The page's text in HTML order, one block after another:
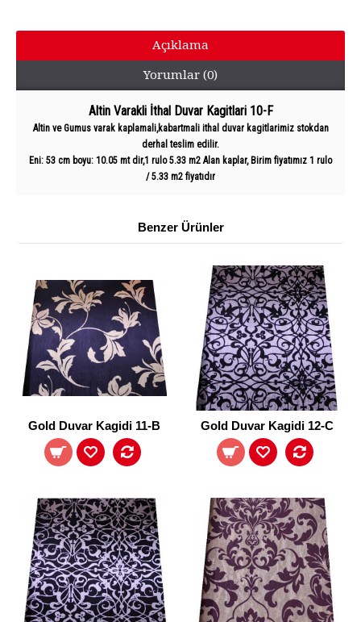
Açıklama
Yorumlar (0)
Altin Varakli İthal Duvar Kagitlari 10-F
Altin ve Gumus varak kaplamali,kabartmali ithal duvar kagitlarimiz stokdan
derhal teslim edilir.
Eni: 53 cm boyu: 10.05 mt dir,1 rulo 5.33 m2 Alan kaplar, Birim fiyatımız 1 rulo
/ 5.33 m2 fiyatıdır
Benzer Ürünler
Gold Duvar Kagidi 11-B Gold Duvar Kagidi 12-C